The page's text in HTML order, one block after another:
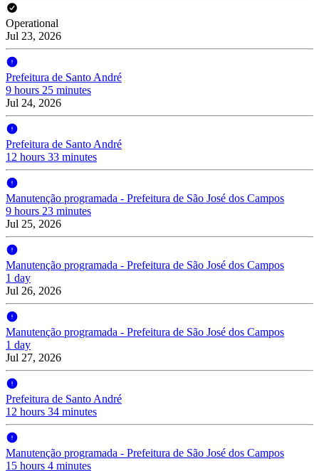
Operational
Jul 23, 2026
Prefeitura de Santo André
9 hours 25 minutes
Jul 24, 2026
Prefeitura de Santo André
12 hours 33 minutes
Manutenção programada - Prefeitura de São José dos Campos
9 hours 23 minutes
Jul 25, 2026
Manutenção programada - Prefeitura de São José dos Campos
1 day
Jul 26, 2026
Manutenção programada - Prefeitura de São José dos Campos
1 day
Jul 27, 2026
Prefeitura de Santo André
12 hours 34 minutes
Manutenção programada - Prefeitura de São José dos Campos
15 hours 4 minutes